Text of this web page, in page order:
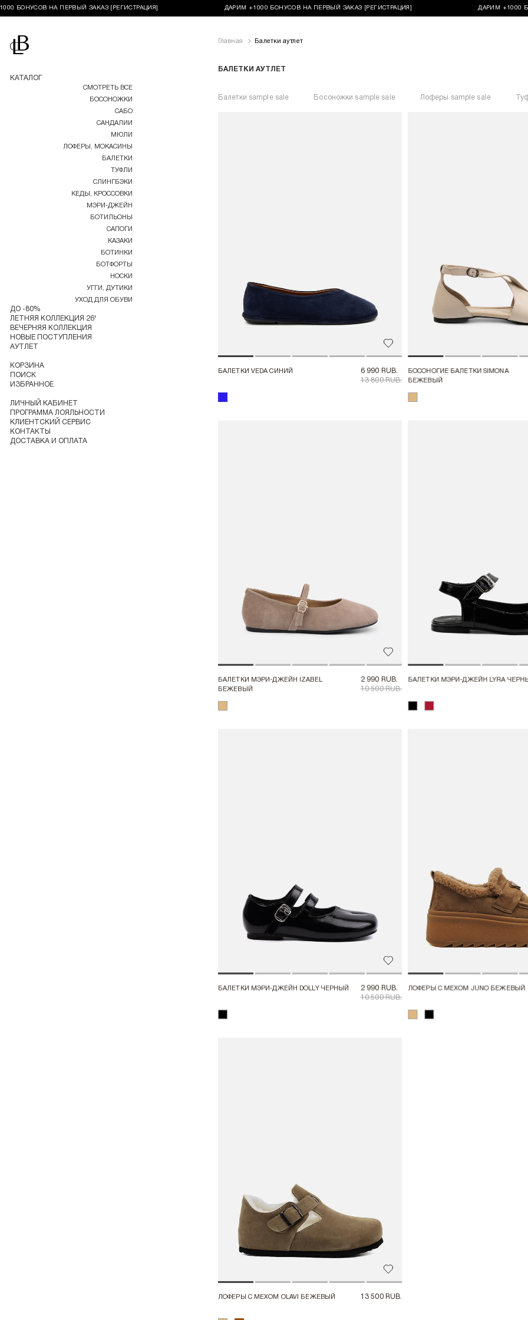
БОНУСОВ НА ПЕРВЫЙ ЗАКАЗ [РЕГИСТРАЦИЯ] ДАРИМ +1000 БОНУСОВ НА ПЕРВЫЙ ЗАКАЗ [РЕГИСТРАЦИЯ] ДАРИМ +1000
Перейти на главную
КАТАЛОГ
СМОТРЕТЬ ВСЕ
БОСОНОЖКИ
САБО
САНДАЛИИ
МЮЛИ
ЛОФЕРЫ, МОКАСИНЫ
БАЛЕТКИ
ТУФЛИ
СЛИНГБЭКИ
КЕДЫ, КРОССОВКИ
МЭРИ-ДЖЕЙН
БОТИЛЬОНЫ
САПОГИ
КАЗАКИ
БОТИНКИ
БОТФОРТЫ
НОСКИ
УГГИ, ДУТИКИ
УХОД ДЛЯ ОБУВИ
ДО -80%
ЛЕТНЯЯ КОЛЛЕКЦИЯ 26'
ВЕЧЕРНЯЯ КОЛЛЕКЦИЯ
НОВЫЕ ПОСТУПЛЕНИЯ
АУТЛЕТ
КОРЗИНА
ПОИСК
ИЗБРАННОЕ
ЛИЧНЫЙ КАБИНЕТ
ПРОГРАММА ЛОЯЛЬНОСТИ
КЛИЕНТСКИЙ СЕРВИС
КОНТАКТЫ
ДОСТАВКА И ОПЛАТА
Главная Балетки аутлет
БАЛЕТКИ АУТЛЕТ
Балетки sample sale Босоножки sample sale Лоферы sample sale
Добавить в избранное
БАЛЕТКИ VEDA СИНИЙ
6 990 RUB.
13 800 RUB.
БОСОНОГИЕ БАЛЕТКИ SIMONA
БЕЖЕВЫЙ
Добавить в избранное
БАЛЕТКИ МЭРИ-ДЖЕЙН IZABEL
БЕЖЕВЫЙ
2 990 RUB.
10 500 RUB.
БАЛЕТКИ МЭРИ-ДЖЕЙН LYRA
Добавить в избранное
БАЛЕТКИ МЭРИ-ДЖЕЙН DOLLY ЧЕРНЫЙ
2 990 RUB.
10 500 RUB.
ЛОФЕРЫ С МЕХОМ JUNO БЕЖЕВЫЙ
Добавить в избранное
ЛОФЕРЫ С МЕХОМ OLAVI БЕЖЕВЫЙ 13 500 RUB.